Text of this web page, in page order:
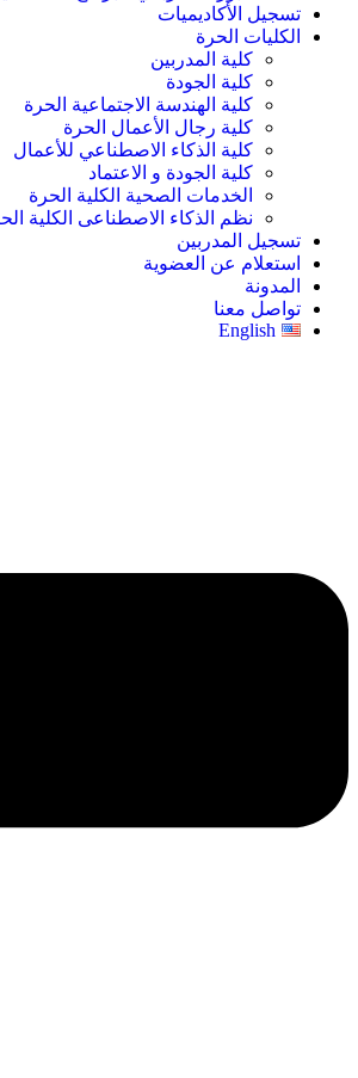
تسجيل الأكاديميات
الكليات الحرة
كلية المدربين
كلية الجودة
كلية الهندسة الاجتماعية الحرة
كلية رجال الأعمال الحرة
كلية الذكاء الاصطناعي للأعمال
كلية الجودة و الاعتماد
الخدمات الصحية الكلية الحرة
نظم الذكاء الاصطناعى الكلية
تسجيل المدربين
استعلام عن العضوية
المدونة
تواصل معنا
English